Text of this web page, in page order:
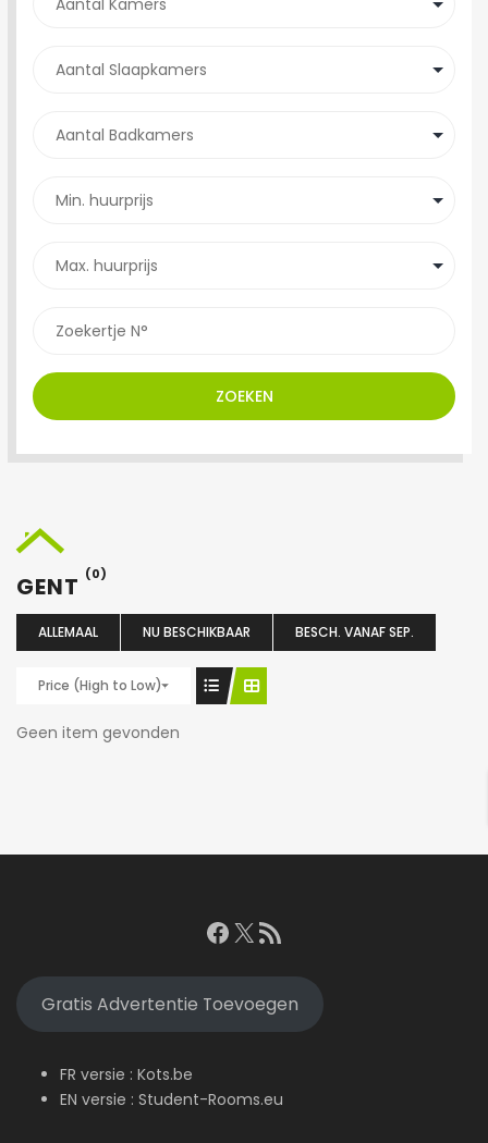
ZOEKEN
GENT (0)
ALLEMAAL NU BESCHIKBAAR BESCH. VANAF SEP.
Price (High to Low)
Geen item gevonden
Facebook
X RSS feed
Gratis Advertentie Toevoegen
FR versie : Kots.be
EN versie : Student-Rooms.eu